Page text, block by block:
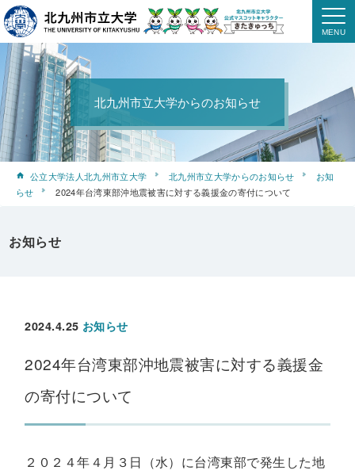
北九州市立大学からのお知らせ
公立大学法人北九州市立大学 北九州市立大学からのお知らせ
お知
らせ
2024年台湾東部沖地震被害に対する義援金の寄付について
お知らせ
2024.4.25 お知らせ
2024年台湾東部沖地震被害に対する義援金
の寄付について
２０２４年４月３日（水）に台湾東部で発生した地